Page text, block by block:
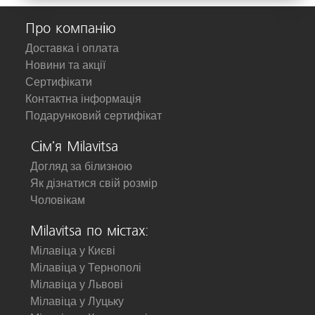
Про компанію
Доставка і оплата
Новини та акції
Сертифікати
Контактна інформація
Подарунковий сертифікат
Сім'я Milavitsa
Догляд за білизною
Як дізнатися свій розмір
Чоловікам
Milavitsa по містах:
Мілавіца у Києві
Мілавіца у Тернополі
Мілавіца у Львові
Мілавіца у Луцьку